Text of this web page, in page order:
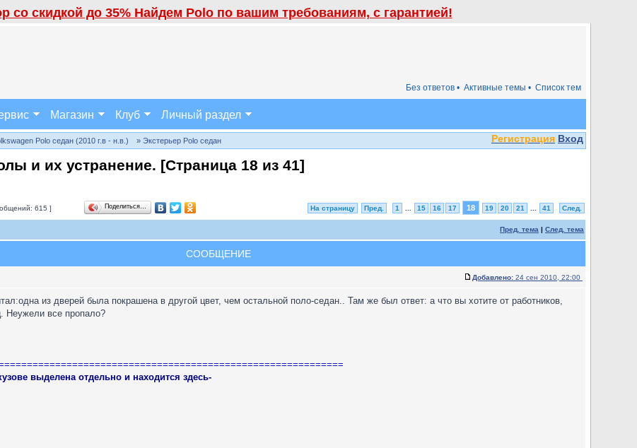
со скидкой до 35% Найдем Polo по вашим требованиям, с гарантией!
Список тем
Активные темы •
Без ответов •
Магазин Клуб Личный раздел
Регистрация Вход
Polo седан (2010 г.в - н.в.) » Экстерьер Polo седан
и их устранение. [Страница 18 из 41]
615 ] Поделиться… На страницу Пред. 1 15 16 17 18 19 20 21 41 След.
Пред. тема | След. тема
СООБЩЕНИЕ
Добавлено: 24 сен 2010, 22:00
из дверей была покрашена в другой цвет, чем остальной поло-седан.. Там же был ответ: а что вы хотите от работников,
Неужели все пропало?
выделена отдельно и находится здесь-